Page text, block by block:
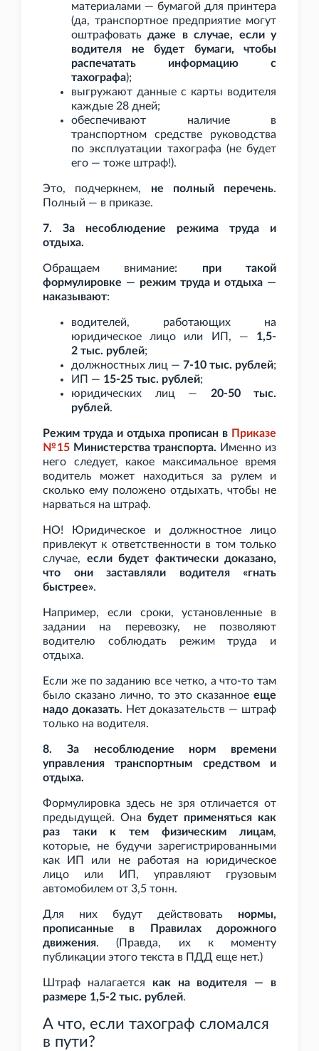
материалами — бумагой для принтера
(да, транспортное предприятие могут
оштрафоватьдаже в случае, если у
водителя не будет бумаги, чтобы
распечатать информацию с
тахографа);
выгружают данные с карты водителя
каждые 28 дней;
обеспечивают наличие в
транспортном средстве руководства
по эксплуатации тахографа (не будет
его — тоже штраф!).
Это, подчеркнем, не полный перечень.
Полный — в приказе.
7. За несоблюдение режима труда и
отдыха.
Обращаем внимание: при такой
формулировке — режим труда и отдыха —
наказывают:
водителей, работающих на
юридическое лицо или ИП, — 1,5-
2 тыс. рублей;
должностных лиц — 7-10 тыс. рублей;
ИП — 15-25 тыс. рублей;
юридических лиц — 20-50
тыс.
рублей.
Режим труда и отдыха прописан в Приказе
№15Министерства транспорта. Именно из
него следует, какое максимальное время
водитель может находиться за рулем и
сколько ему положено отдыхать, чтобы не
нарваться на штраф.
НО! Юридическое и должностное лицо
привлекут к ответственности в том только
случае, если будет фактически доказано,
что они заставляли водителя «гнать
быстрее».
Например, если сроки, установленные в
задании на перевозку, не позволяют
водителю соблюдать режим труда и
отдыха.
Если же по заданию все четко, а что-то там
было сказано лично, то это сказанное еще
надо доказать. Нет доказательств — штраф
только на водителя.
8. За несоблюдение норм времени
управления транспортным средством и
отдыха.
Формулировка здесь не зря отличается от
предыдущей. Она будет применяться как
раз таки к тем физическим лицам,
которые, не будучи зарегистрированными
как ИП или не работая на юридическое
лицо или ИП, управляют грузовым
автомобилем от 3,5 тонн.
Для них будут действовать нормы,
прописанные в Правилах дорожного
движения. (Правда, их к моменту
публикации этого текста в ПДД еще нет.)
Штраф налагается как на водителя — в
размере 1,5-2 тыс. рублей.
А что, если тахограф сломался
в пути?